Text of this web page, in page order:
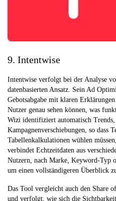
9. Intentwise
Intentwise verfolgt bei der Analyse
datenbasierten Ansatz. Sein Ad
Gebotsabgabe mit klaren
Nutzer genau sehen können, was
Wizi identifiziert automatisch Trends,
Kampagnenverschiebungen, so dass
Tabellenkalkulationen wühlen
verbindet Echtzeitdaten aus
Nutzern, nach Marke, Keyword-Typ
um einen vollständigeren Überblick
Das Tool vergleicht auch den Share
und verfolgt, wie sich die